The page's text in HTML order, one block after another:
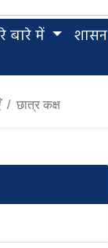
बारे में शासन
छात्र कक्ष